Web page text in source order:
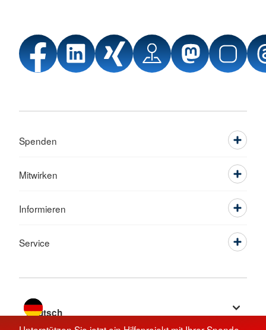
Spenden
Mitwirken
Informieren
Service
Sprache wechseln zu